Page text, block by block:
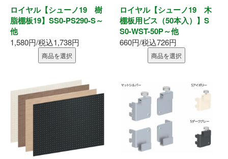
ロイヤル【シューノ19 樹
脂棚板19】SS0-PS290-S～
他
1,580円/税込1,738円
商品を選択
ロイヤル【シューノ19 木
棚板用ビス（50本入）】S
S0-WST-50P～他
660円/税込726円
商品を選択